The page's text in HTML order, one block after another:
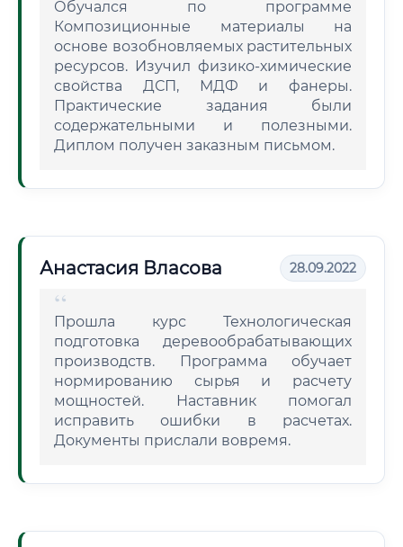
Обучался по программе
Композиционные материалы на
основе возобновляемых растительных
ресурсов. Изучил физико-химические
свойства ДСП, МДФ и фанеры.
Практические задания были
содержательными и полезными.
Диплом получен заказным письмом.
Анастасия Власова 28.09.2022
Прошла курс Технологическая
подготовка деревообрабатывающих
производств. Программа обучает
нормированию сырья и расчету
мощностей. Наставник помогал
исправить ошибки в расчетах.
Документы прислали вовремя.